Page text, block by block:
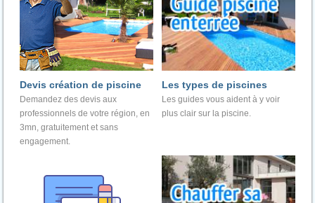
Devis création de piscine
Demandez des devis aux
professionnels de votre région, en
3mn, gratuitement et sans
engagement.
Les types de piscines
Les guides vous aident à y voir
plus clair sur la piscine.